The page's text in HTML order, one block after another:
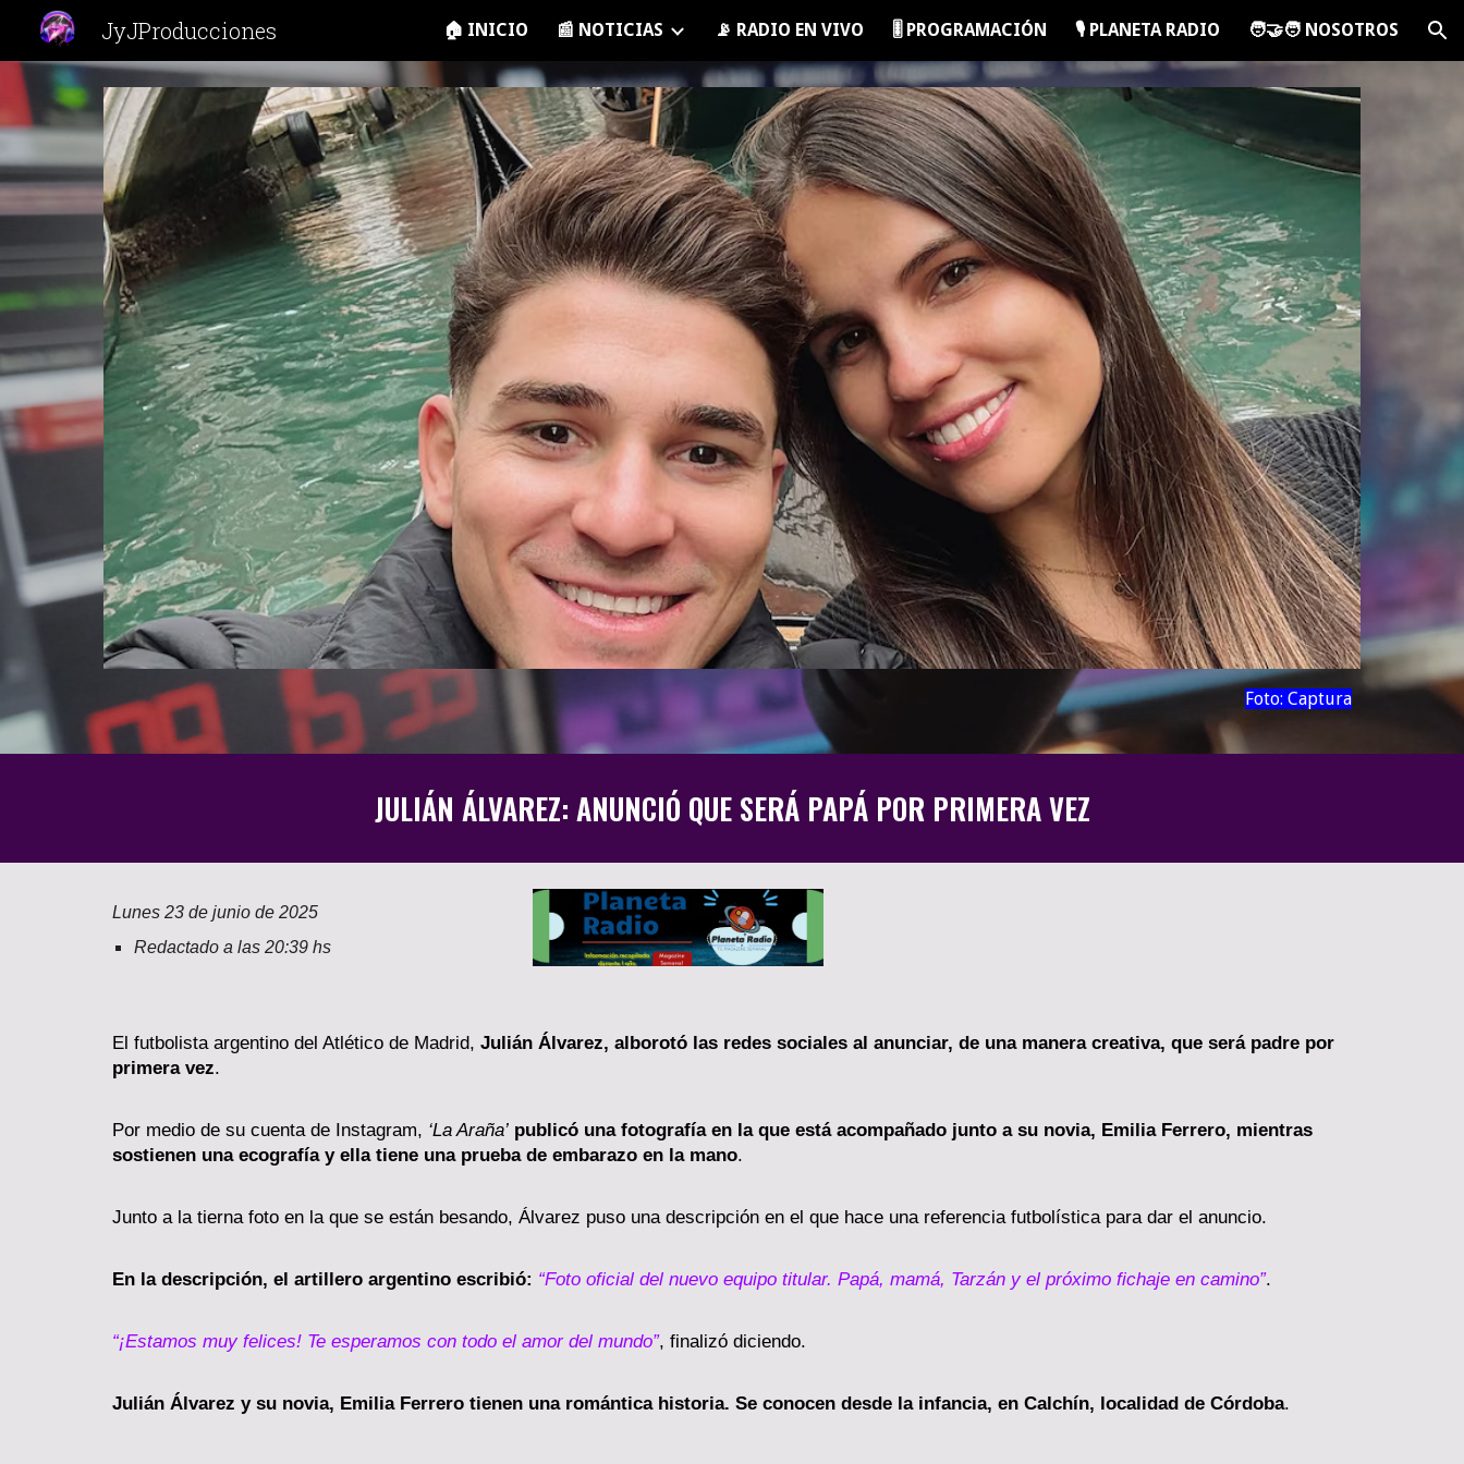
Skip to main content Skip to navigation
JyJProducciones 🏠 INICIO 📰 NOTICIAS 📡 RADIO EN VIVO 🎚️ PROGRAMACIÓN 🎙️ PLANETA RADIO 🧑‍🤝‍🧑 NOSOTROS
Foto:Captura
JULIÁN ÁLVAREZ: ANUNCIÓ QUE SERÁ PAPÁ POR PRIMERA VEZ
Lunes23 de junio de 2025
Redactado a las 20:39hs
El futbolista argentino del Atlético de Madrid, Julián Álvarez, alborotó las redes sociales al anunciar, de una manera creativa, que será padre por
primera vez.
Por medio de su cuenta de Instagram, ‘La Araña’ publicó una fotografía en la que está acompañado junto a su novia, Emilia Ferrero, mientras
sostienen una ecografía y ella tiene una prueba de embarazo en la mano.
Junto a la tierna foto en la que se están besando, Álvarez puso una descripción en el que hace una referencia futbolística para dar el anuncio.
En la descripción, el artillero argentino escribió: “Foto oficial del nuevo equipo titular. Papá, mamá, Tarzán y el próximo fichaje en camino”.
“¡Estamos muy felices! Te esperamos con todo el amor del mundo”, finalizó diciendo.
Julián Álvarez y su novia, Emilia Ferrero tienen una romántica historia. Se conocen desde la infancia, en Calchín, localidad de Córdoba.